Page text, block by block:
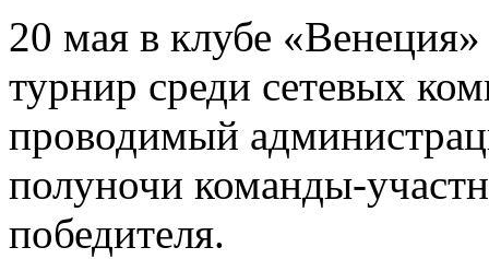
20 мая в клубе
турнир среди сетевых
проводимый
полуночи команды-
победителя.